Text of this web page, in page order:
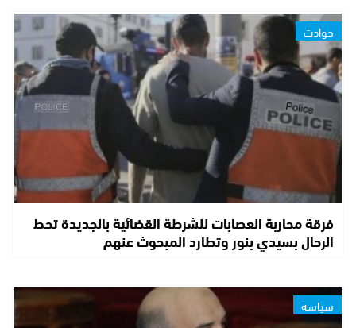
حوادث
فرقة محاربة العصابات للشرطة القضائية بالجديدة تحط
الرحال بسيدي بنور وتطارد المبحوث عنهم
سياسة